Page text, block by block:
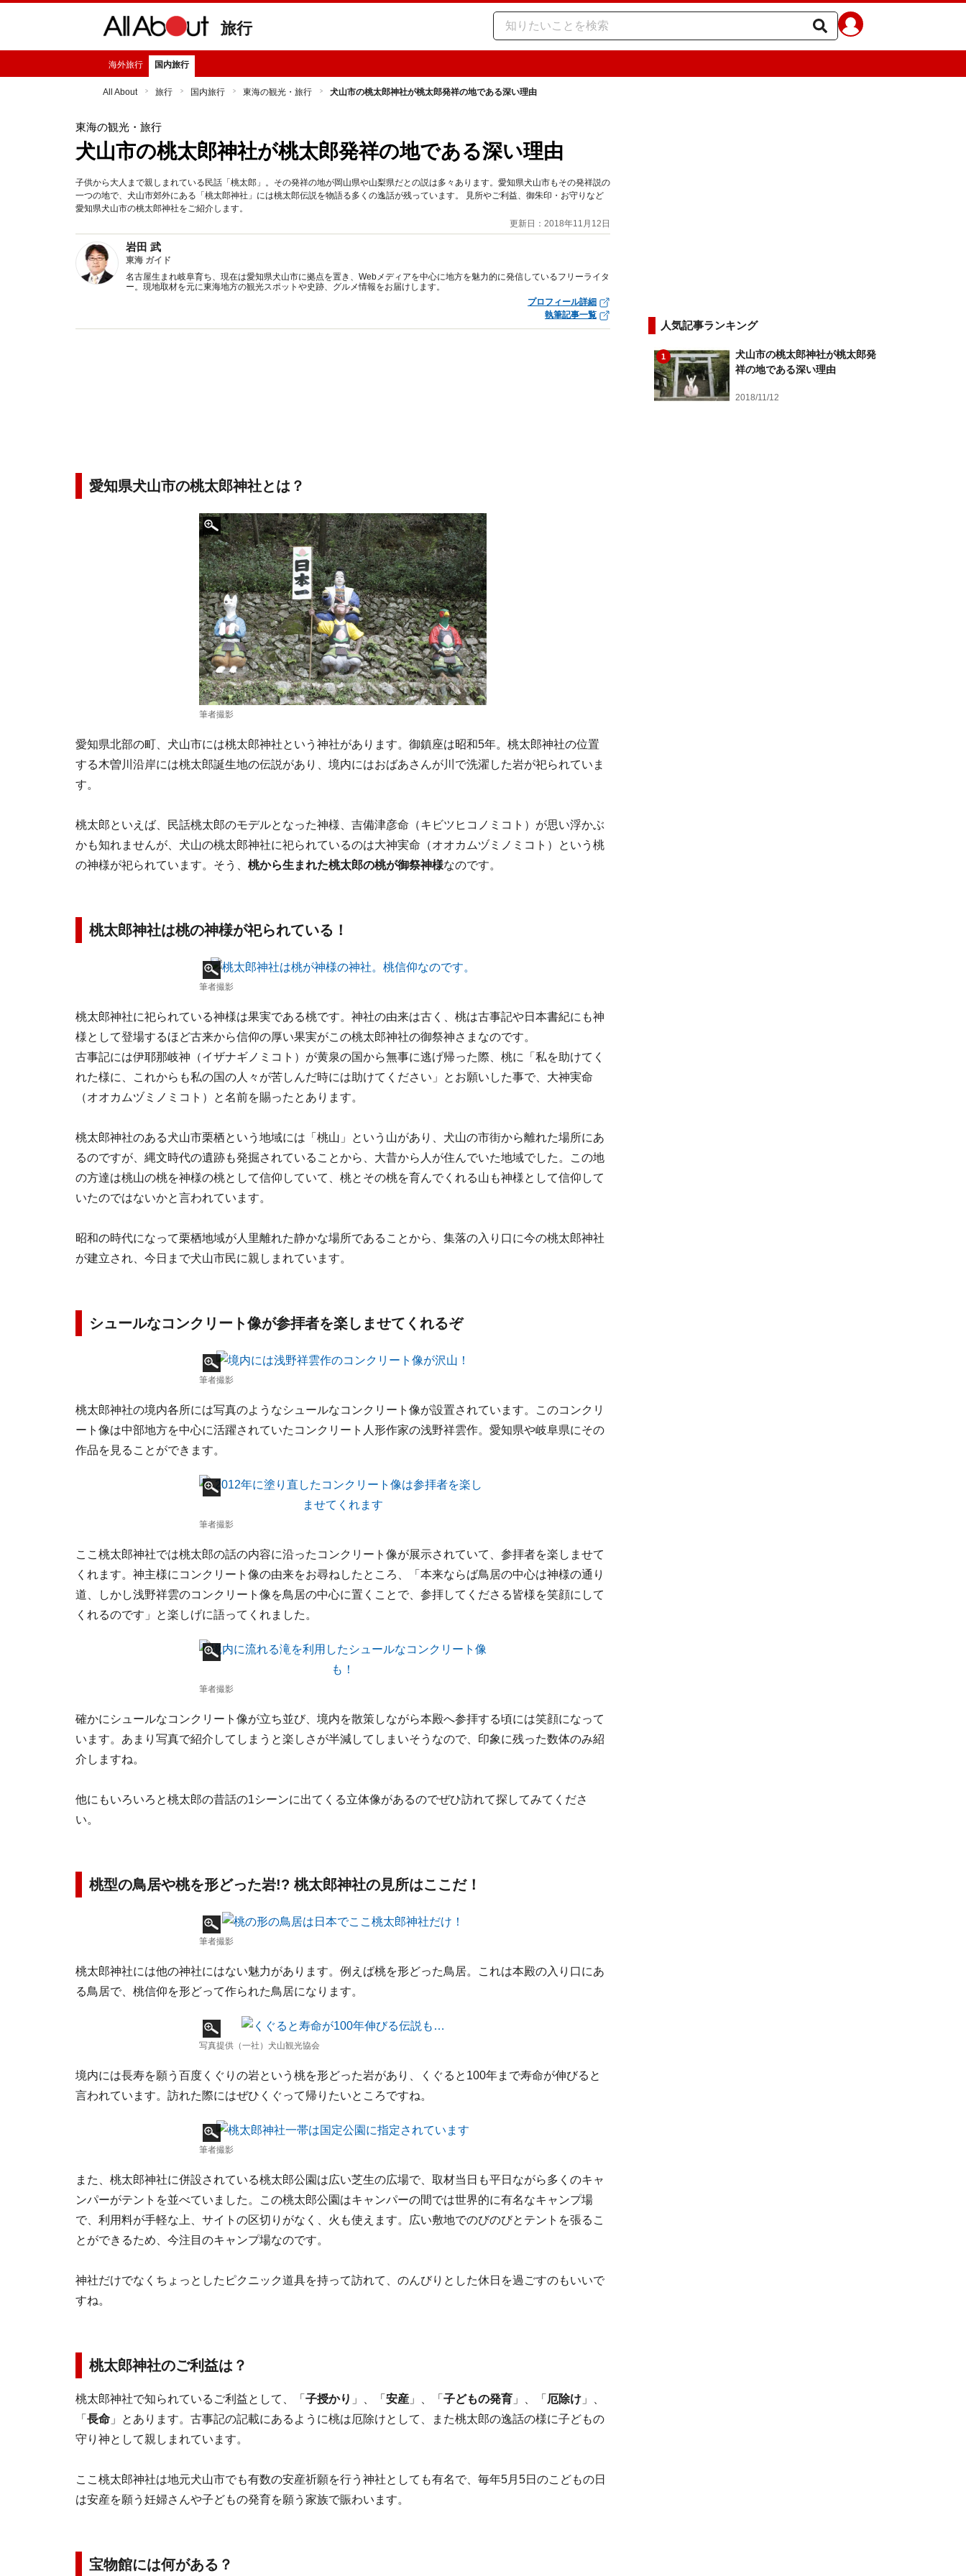
旅行
海外旅行 国内旅行
All About 旅行 国内旅行 東海の観光・旅行 犬山市の桃太郎神社が桃太郎発祥の地である深い理由
東海の観光・旅行
犬山市の桃太郎神社が桃太郎発祥の地である深い理由
子供から大人まで親しまれている民話「桃太郎」。その発祥の地が岡山県や山梨県だとの説は多々あります。愛知県犬山市もその発祥説の
一つの地で、犬山市郊外にある「桃太郎神社」には桃太郎伝説を物語る多くの逸話が残っています。 見所やご利益、御朱印・お守りなど
愛知県犬山市の桃太郎神社をご紹介します。
更新日：2018年11月12日
岩田 武
東海 ガイド
名古屋生まれ岐阜育ち、現在は愛知県犬山市に拠点を置き、Webメディアを中心に地方を魅力的に発信しているフリーライタ
ー。現地取材を元に東海地方の観光スポットや史跡、グルメ情報をお届けします。
プロフィール詳細
執筆記事一覧
愛知県犬山市の桃太郎神社とは？
筆者撮影
愛知県北部の町、犬山市には桃太郎神社という神社があります。御鎮座は昭和5年。桃太郎神社の位置
する木曽川沿岸には桃太郎誕生地の伝説があり、境内にはおばあさんが川で洗濯した岩が祀られていま
す。
桃太郎といえば、民話桃太郎のモデルとなった神様、吉備津彦命（キビツヒコノミコト）が思い浮かぶ
かも知れませんが、犬山の桃太郎神社に祀られているのは大神実命（オオカムヅミノミコト）という桃
の神様が祀られています。そう、 桃から生まれた桃太郎の桃が御祭神様なのです。
桃太郎神社は桃の神様が祀られている！
筆者撮影
桃太郎神社に祀られている神様は果実である桃です。神社の由来は古く、桃は古事記や日本書紀にも神
様として登場するほど古来から信仰の厚い果実がこの桃太郎神社の御祭神さまなのです。
古事記には伊耶那岐神（イザナギノミコト）が黄泉の国から無事に逃げ帰った際、桃に「私を助けてく
れた様に、これからも私の国の人々が苦しんだ時には助けてください」とお願いした事で、大神実命
（オオカムヅミノミコト）と名前を賜ったとあります。
桃太郎神社のある犬山市栗栖という地域には「桃山」という山があり、犬山の市街から離れた場所にあ
るのですが、縄文時代の遺跡も発掘されていることから、大昔から人が住んでいた地域でした。この地
の方達は桃山の桃を神様の桃として信仰していて、桃とその桃を育んでくれる山も神様として信仰して
いたのではないかと言われています。
昭和の時代になって栗栖地域が人里離れた静かな場所であることから、集落の入り口に今の桃太郎神社
が建立され、今日まで犬山市民に親しまれています。
シュールなコンクリート像が参拝者を楽しませてくれるぞ
筆者撮影
桃太郎神社の境内各所には写真のようなシュールなコンクリート像が設置されています。このコンクリ
ート像は中部地方を中心に活躍されていたコンクリート人形作家の浅野祥雲作。愛知県や岐阜県にその
作品を見ることができます。
筆者撮影
ここ桃太郎神社では桃太郎の話の内容に沿ったコンクリート像が展示されていて、参拝者を楽しませて
くれます。神主様にコンクリート像の由来をお尋ねしたところ、「本来ならば鳥居の中心は神様の通り
道、しかし浅野祥雲のコンクリート像を鳥居の中心に置くことで、参拝してくださる皆様を笑顔にして
くれるのです」と楽しげに語ってくれました。
筆者撮影
確かにシュールなコンクリート像が立ち並び、境内を散策しながら本殿へ参拝する頃には笑顔になって
います。あまり写真で紹介してしまうと楽しさが半減してしまいそうなので、印象に残った数体のみ紹
介しますね。
他にもいろいろと桃太郎の昔話の1シーンに出てくる立体像があるのでぜひ訪れて探してみてくださ
い。
桃型の鳥居や桃を形どった岩!? 桃太郎神社の見所はここだ！
筆者撮影
桃太郎神社には他の神社にはない魅力があります。例えば桃を形どった鳥居。これは本殿の入り口にあ
る鳥居で、桃信仰を形どって作られた鳥居になります。
写真提供（一社）犬山観光協会
境内には長寿を願う百度くぐりの岩という桃を形どった岩があり、くぐると100年まで寿命が伸びると
言われています。訪れた際にはぜひくぐって帰りたいところですね。
筆者撮影
また、桃太郎神社に併設されている桃太郎公園は広い芝生の広場で、取材当日も平日ながら多くのキャ
ンパーがテントを並べていました。この桃太郎公園はキャンパーの間では世界的に有名なキャンプ場
で、利用料が手軽な上、サイトの区切りがなく、火も使えます。広い敷地でのびのびとテントを張るこ
とができるため、今注目のキャンプ場なのです。
神社だけでなくちょっとしたピクニック道具を持って訪れて、のんびりとした休日を過ごすのもいいで
すね。
桃太郎神社のご利益は？
桃太郎神社で知られているご利益として、「 子授かり 」、「 安産 」、「 子どもの発育 」、「 厄除け 」、
「 長命 」とあります。古事記の記載にあるように桃は厄除けとして、また桃太郎の逸話の様に子どもの
守り神として親しまれています。
ここ桃太郎神社は地元犬山市でも有数の安産祈願を行う神社としても有名で、毎年5月5日のこどもの日
は安産を願う妊婦さんや子どもの発育を願う家族で賑わいます。
宝物館には何がある？
人気記事ランキング
1
犬山市の桃太郎神社が桃太郎発
祥の地である深い理由
2018/11/12